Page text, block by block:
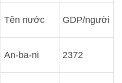
Tên nước GDP/người
An-ba-ni 2372